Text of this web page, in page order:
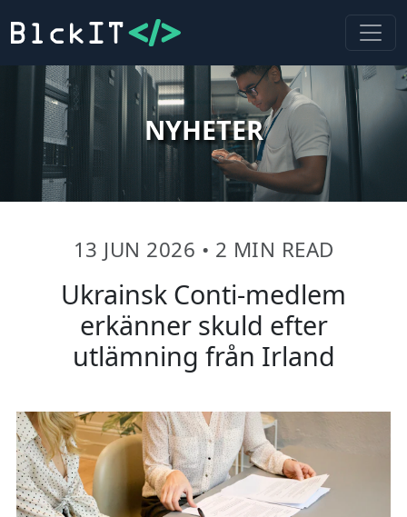
NYHETER
13 JUN 2026 • 2 MIN READ
Ukrainsk Conti-medlem
erkänner skuld efter
utlämning från Irland